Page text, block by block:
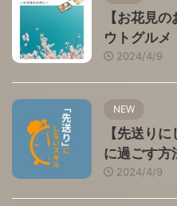
【お花見
ウトグルメ
2024/4/9
NEW
【先送り
に過ごす方
2024/4/9